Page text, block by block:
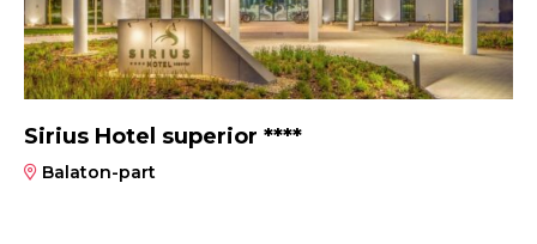
Sirius Hotel superior ****
Balaton-part